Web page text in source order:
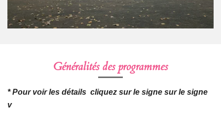
Généralités des programmes
* Pour voir les détails cliquez sur le signe sur le signe
v